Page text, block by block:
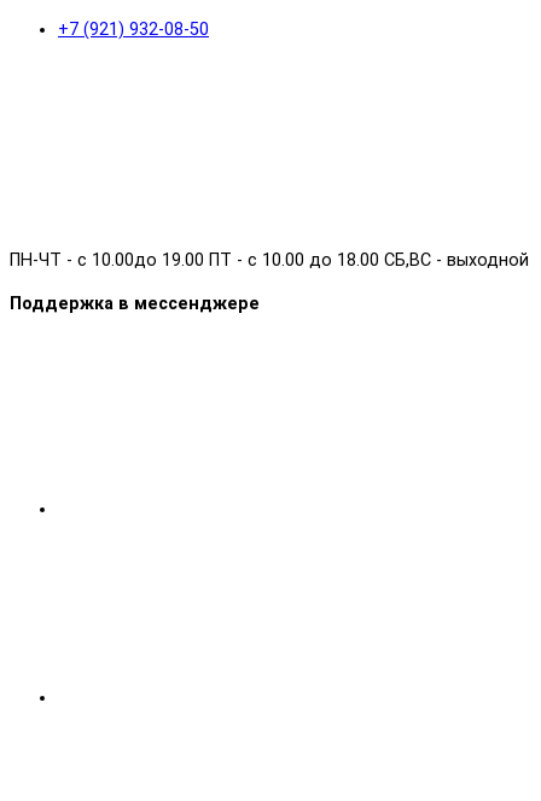
+7 (921) 932-08-50
ПН-ЧТ - с 10.00до 19.00 ПТ - с 10.00 до 18.00 СБ,ВС - выходной
Поддержка в мессенджере